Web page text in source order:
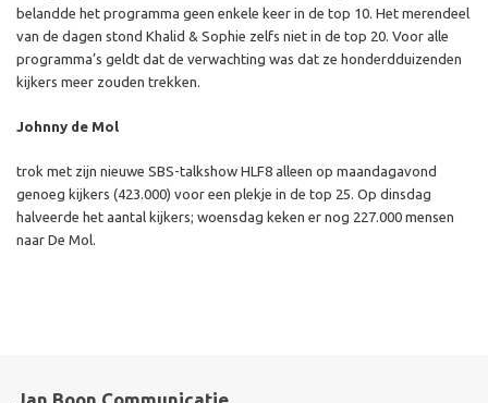
belandde het programma geen enkele keer in de top 10. Het merendeel
van de dagen stond Khalid & Sophie zelfs niet in de top 20. Voor alle
programma’s geldt dat de verwachting was dat ze honderdduizenden
kijkers meer zouden trekken.
Johnny de Mol
trok met zijn nieuwe SBS-talkshow HLF8 alleen op maandagavond
genoeg kijkers (423.000) voor een plekje in de top 25. Op dinsdag
halveerde het aantal kijkers; woensdag keken er nog 227.000 mensen
naar De Mol.